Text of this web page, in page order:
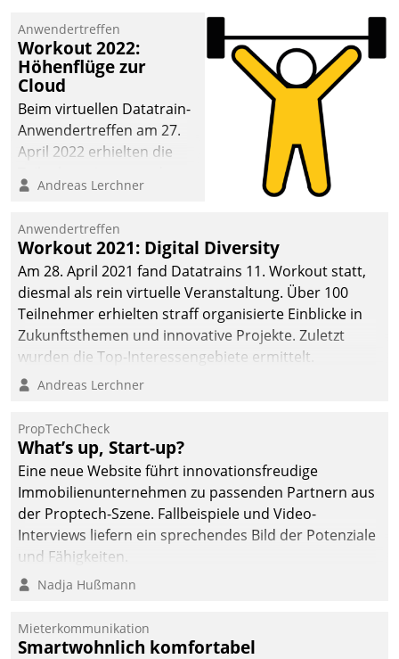
deutscher
Wohnungsunternehmen
– und beschleunigt damit
den Weg vom
Mieteranliegen zum
Dienstleisterauftrag.
Anwendertreffen
Workout 2022:
Höhenflüge zur
Cloud
Beim virtuellen Datatrain-
Anwendertreffen am 27.
April 2022 erhielten die
Teilnehmer kurzweilige
Cloud-Strategien und -
Lösungen mit hohem
Zukunftspotenzial.
Andreas Lerchner
Anwendertreffen
Workout 2021: Digital Diversity
Am 28. April 2021 fand Datatrains 11. Workout statt,
diesmal als rein virtuelle Veranstaltung. Über 100
Teilnehmer erhielten straff organisierte Einblicke in
Zukunftsthemen und innovative Projekte. Zuletzt
wurden die Top-Interessengebiete ermittelt.
Andreas Lerchner
PropTechCheck
What’s up, Start-up?
Eine neue Website führt innovationsfreudige
Immobilienunternehmen zu passenden Partnern aus
der Proptech-Szene. Fallbeispiele und Video-
Interviews liefern ein sprechendes Bild der Potenziale
und Fähigkeiten.
Nadja Hußmann
Mieterkommunikation
Smartwohnlich komfortabel